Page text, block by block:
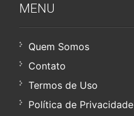
MENU
Quem Somos
Contato
Termos de Uso
Política de Privacidade